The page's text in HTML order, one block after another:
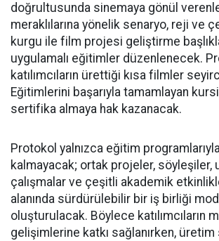
doğrultusunda sinemaya gönül
meraklılarına yönelik senaryo, reji ve
kurgu ile film projesi geliştirme
uygulamalı eğitimler düzenlenecek.
katılımcıların ürettiği kısa filmler
Eğitimlerini başarıyla tamamlayan
sertifika almaya hak kazanacak.
Protokol yalnızca eğitim programlarıyla
kalmayacak; ortak projeler, söyleşiler,
çalışmalar ve çeşitli akademik
alanında sürdürülebilir bir iş birliği
oluşturulacak. Böylece katılımcıların
gelişimlerine katkı sağlanırken,